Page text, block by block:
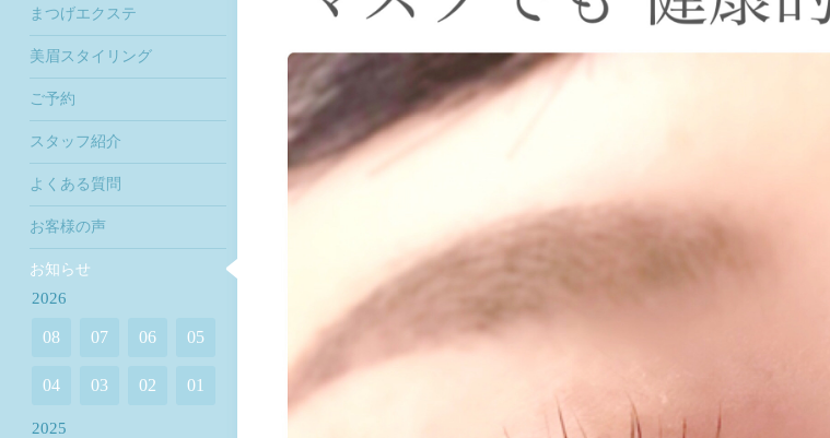
まつげエクステ
美眉スタイリング
ご予約
スタッフ紹介
よくある質問
お客様の声
お知らせ
2026
08 07 06 05
04 03 02 01
2025